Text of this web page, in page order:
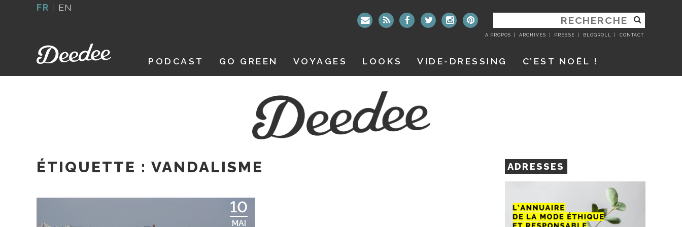
FR | EN
RECHERCHER
:
A PROPOS ARCHIVES PRESSE BLOGROLL CONTACT
PODCAST GO GREEN VOYAGES LOOKS VIDE-DRESSING C’EST NOËL !
ÉTIQUETTE : VANDALISME
10
MAI
ADRESSES